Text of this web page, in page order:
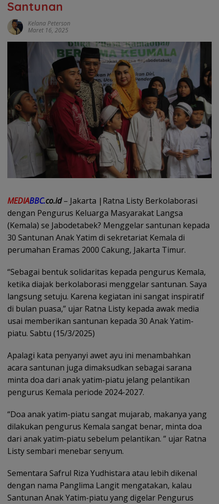
Santunan
Kelana Peterson
Maret 16, 2025
MEDIABBC.co.id– Jakarta |Ratna Listy Berkolaborasi
dengan Pengurus Keluarga Masyarakat Langsa
(Kemala) se Jabodetabek? Menggelar santunan kepada
30 Santunan Anak Yatim di sekretariat Kemala di
perumahan Eramas 2000 Cakung, Jakarta Timur.
“Sebagai bentuk solidaritas kepada pengurus Kemala,
ketika diajak berkolaborasi menggelar santunan. Saya
langsung setuju. Karena kegiatan ini sangat inspiratif
di bulan puasa,” ujar Ratna Listy kepada awak media
usai memberikan santunan kepada 30 Anak Yatim-
piatu. Sabtu (15/3/2025)
Apalagi kata penyanyi awet ayu ini menambahkan
acara santunan juga dimaksudkan sebagai sarana
minta doa dari anak yatim-piatu jelang pelantikan
pengurus Kemala periode 2024-2027.
“Doa anak yatim-piatu sangat mujarab, makanya yang
dilakukan pengurus Kemala sangat benar, minta doa
dari anak yatim-piatu sebelum pelantikan. ” ujar Ratna
Listy sembari menebar senyum.
Sementara Safrul Riza Yudhistara atau lebih dikenal
dengan nama Panglima Langit mengatakan, kalau
Santunan Anak Yatim-piatu yang digelar Pengurus